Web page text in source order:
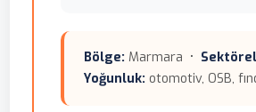
Bölge: Marmara • Sektörel
Yoğunluk: otomotiv, OSB,